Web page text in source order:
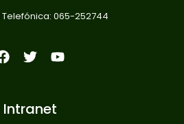
065-252744
Intranet